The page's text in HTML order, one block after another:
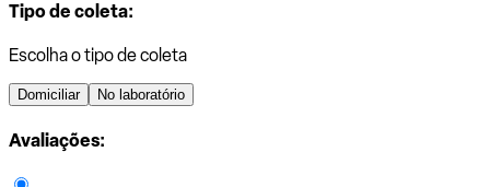
Tipo de coleta:
Escolha o tipo de coleta
Domiciliar No laboratório
Avaliações: